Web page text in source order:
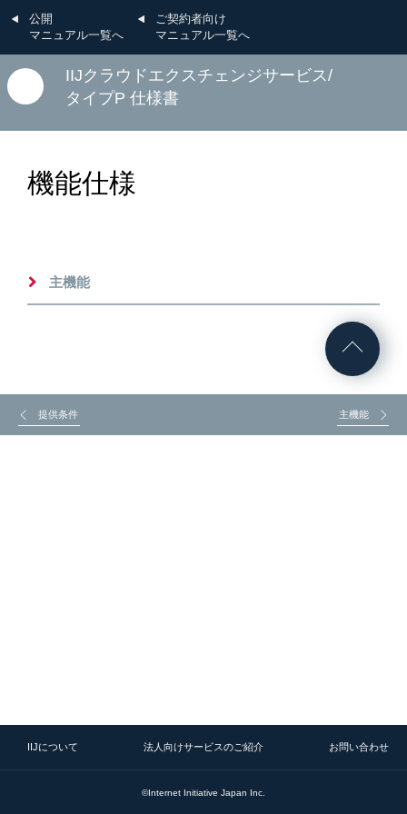
公開
マニュアル一覧へ
ご契約者向け
マニュアル一覧へ
IIJクラウドエクスチェンジサービス/
タイプP 仕様書
機能仕様
主機能
提供条件 主機能
IIJについて 法人向けサービスのご紹介 お問い合わせ
©Internet Initiative Japan Inc.